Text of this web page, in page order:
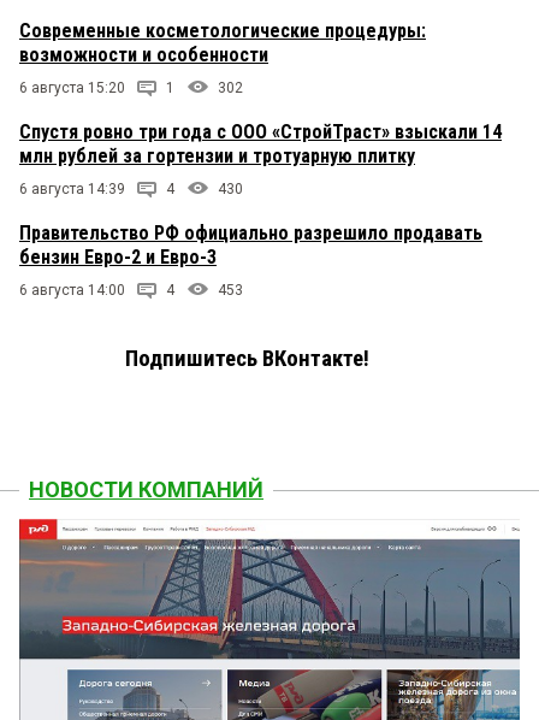
Современные косметологические процедуры:
возможности и особенности
6 августа 15:20 1 302
Спустя ровно три года с ООО «СтройТраст» взыскали 14
млн рублей за гортензии и тротуарную плитку
6 августа 14:39 4 430
Правительство РФ официально разрешило продавать
бензин Евро-2 и Евро-3
6 августа 14:00 4 453
Подпишитесь ВКонтакте!
НОВОСТИ КОМПАНИЙ